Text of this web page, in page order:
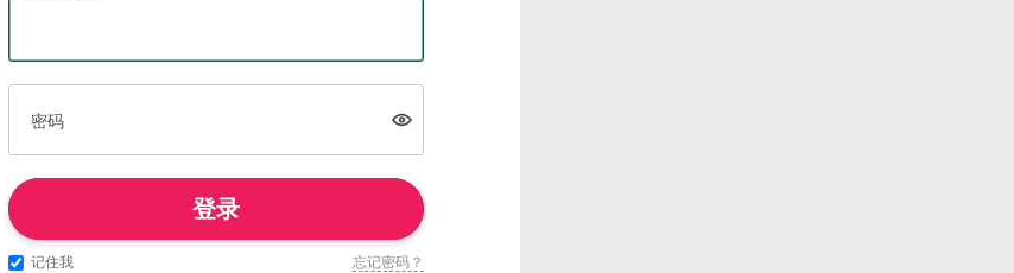
密码
登录
记住我 忘记密码？